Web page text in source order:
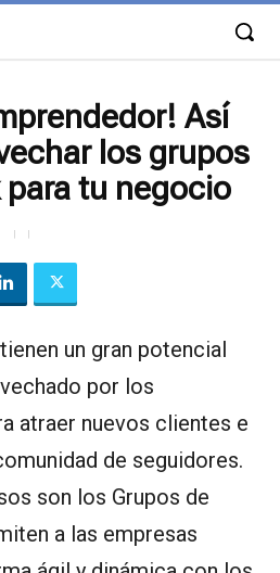
Así
los grupos
tu negocio
un gran potencial
por los
atraer nuevos clientes e
de seguidores.
son los Grupos de
a las empresas